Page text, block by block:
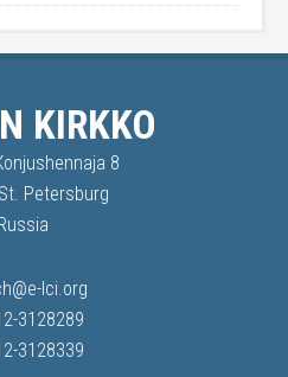
KIRKKO
8
Petersburg
lci.org
3128289
3128339